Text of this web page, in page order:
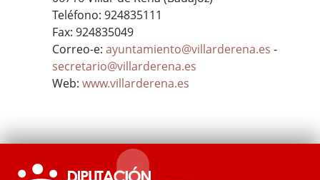
Teléfono: 924835111
Fax: 924835049
Correo-e: ayuntamiento@villarderena.es -
secretario@villarderena.es
Web: www.villarderena.es